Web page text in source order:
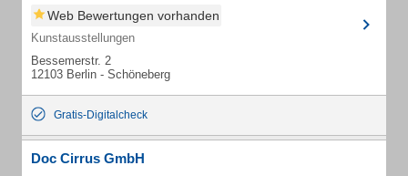
Web Bewertungen vorhanden
Kunstausstellungen
Bessemerstr. 2
12103 Berlin - Schöneberg
Gratis-Digitalcheck
Doc Cirrus GmbH